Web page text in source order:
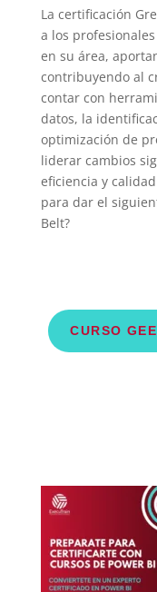
La certificación
a los
en su área,
contribuyendo al
contar con
datos, la
optimización de
liderar cambios
eficiencia y
para dar el
Belt?
CURSO